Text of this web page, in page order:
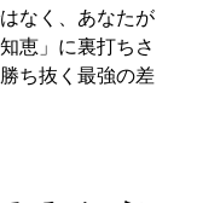
なく、あなたが
恵」に裏打ちさ
ち抜く最強の差